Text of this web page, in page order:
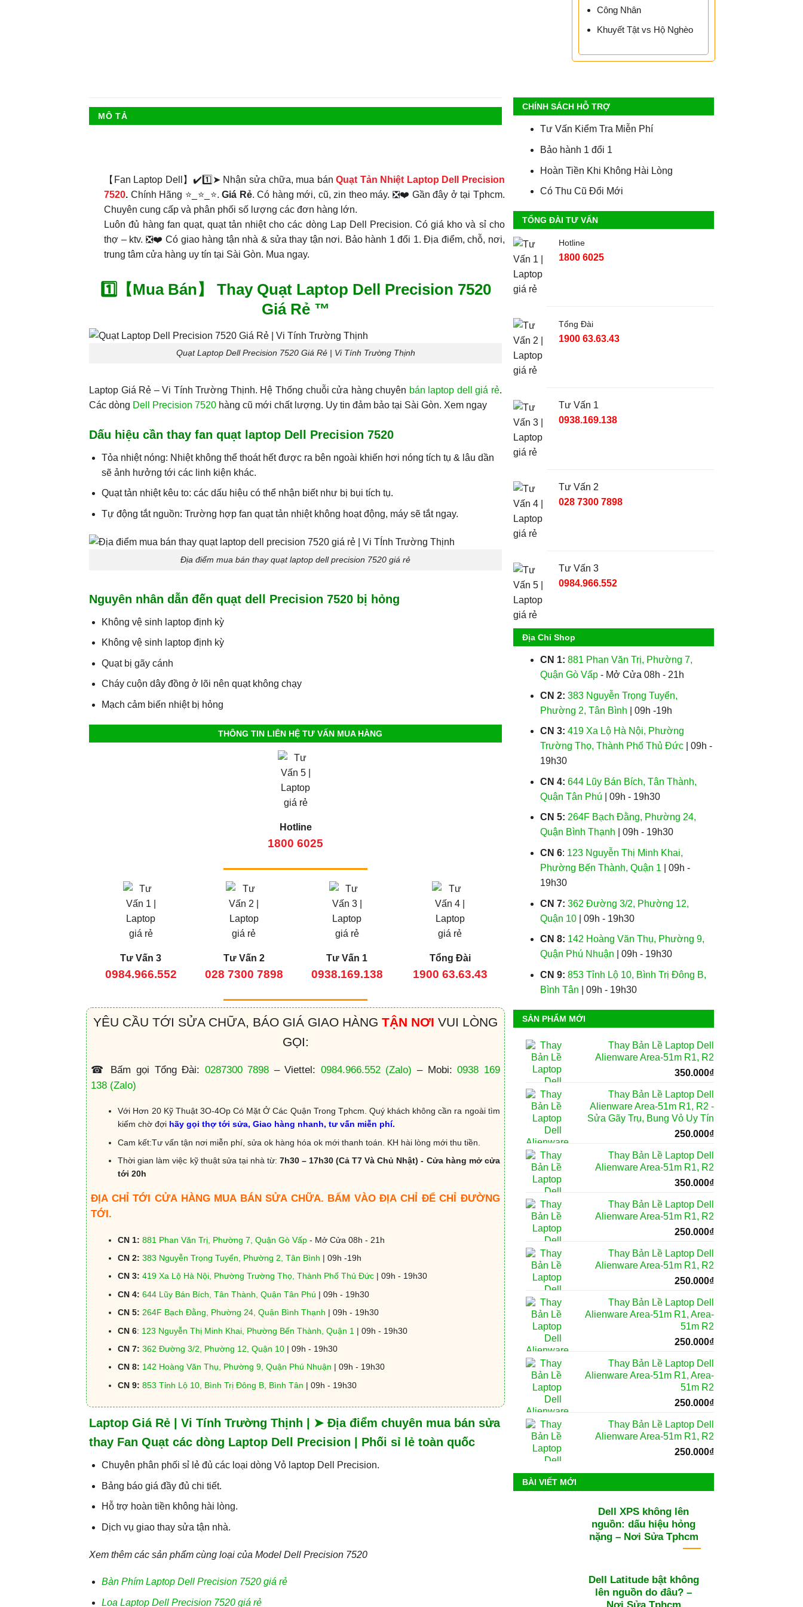
Công Nhân
Khuyết Tật vs Hộ Nghèo
MÔ TẢ
【Fan Laptop Dell】✔️1️⃣➤ Nhận sửa chữa, mua bánQuạt Tản Nhiệt Laptop Dell Precision
7520. Chính Hãng ⭐_⭐_⭐.Giá Rẻ. Có hàng mới, cũ, zin theo máy. ❎❤️ Gần đây ở tại Tphcm.
Chuyên cung cấp và phân phối số lượng các đơn hàng lớn.
Luôn đủ hàng fan quạt, quạt tản nhiệt cho các dòng Lap Dell Precision. Có giá kho và sỉ cho
thợ – ktv. ❎❤️ Có giao hàng tận nhà & sửa thay tận nơi. Bảo hành 1 đổi 1. Địa điểm, chỗ, nơi,
trung tâm cửa hàng uy tín tại Sài Gòn. Mua ngay.
1️⃣【Mua Bán】 Thay Quạt Laptop Dell Precision 7520
Giá Rẻ ™
Quạt Laptop Dell Precision 7520 Giá Rẻ | Vi Tính Trường Thịnh
Laptop Giá Rẻ – Vi Tính Trường Thịnh. Hệ Thống chuỗi cửa hàng chuyên bán laptop dell giá rẻ.
Các dòng Dell Precision 7520 hàng cũ mới chất lượng. Uy tin đảm bảo tại Sài Gòn. Xem ngay
Dấu hiệu cần thay fan quạt laptop Dell Precision 7520
Tỏa nhiệt nóng: Nhiệt không thể thoát hết được ra bên ngoài khiến hơi nóng tích tụ & lâu dần
sẽ ảnh hưởng tới các linh kiện khác.
Quạt tản nhiệt kêu to: các dấu hiệu có thể nhận biết như bị bụi tích tụ.
Tự động tắt nguồn: Trường hợp fan quạt tản nhiệt không hoạt động, máy sẽ tắt ngay.
Địa điểm mua bán thay quạt laptop dell precision 7520 giá rẻ
Nguyên nhân dẫn đến quạt dell Precision 7520 bị hỏng
Không vệ sinh laptop định kỳ
Không vệ sinh laptop định kỳ
Quạt bị gãy cánh
Cháy cuộn dây đồng ở lõi nên quạt không chạy
Mạch cảm biến nhiệt bị hỏng
THÔNG TIN LIÊN HỆ TƯ VẤN MUA HÀNG
Hotline
1800 6025
Tư Vấn 3
0984.966.552
Tư Vấn 2
028 7300 7898
Tư Vấn 1
0938.169.138
Tổng Đài
1900 63.63.43
YÊU CẦU TỚI SỬA CHỮA, BÁO GIÁ GIAO HÀNG TẬN NƠI VUI LÒNG
GỌI:
☎ Bấm gọi Tổng Đài: 0287300 7898 – Viettel: 0984.966.552 (Zalo) – Mobi:0938 169
138 (Zalo)
Với Hơn 20 Kỹ Thuật 3O-4Op Có Mặt Ở Các Quận Trong Tphcm. Quý khách không cần ra ngoài tìm
kiếm chờ đợi hãy gọi thợ tới sửa, Giao hàng nhanh, tư vấn miễn phí.
Cam kết:Tư vấn tận nơi miễn phí, sửa ok hàng hóa ok mới thanh toán. KH hài lòng mới thu tiền.
Thời gian làm việc kỹ thuật sửa tại nhà từ: 7h30 – 17h30 (Cả T7 Và Chủ Nhật) - Cửa hàng mở cửa
tới 20h
ĐỊA CHỈ TỚI CỬA HÀNG MUA BÁN SỬA CHỮA. BẤM VÀO ĐỊA CHỈ ĐỂ CHỈ ĐƯỜNG
TỚI.
CN 1: 881 Phan Văn Trị, Phường 7, Quận Gò Vấp - Mở Cửa 08h - 21h
CN 2: 383 Nguyễn Trọng Tuyển, Phường 2, Tân Bình | 09h -19h
CN 3: 419 Xa Lộ Hà Nội, Phường Trường Thọ, Thành Phố Thủ Đức | 09h - 19h30
CN 4: 644 Lũy Bán Bích, Tân Thành, Quận Tân Phú | 09h - 19h30
CN 5: 264F Bạch Đằng, Phường 24, Quận Bình Thạnh | 09h - 19h30
CN 6: 123 Nguyễn Thị Minh Khai, Phường Bến Thành, Quận 1 | 09h - 19h30
CN 7: 362 Đường 3/2, Phường 12, Quận 10 | 09h - 19h30
CN 8: 142 Hoàng Văn Thụ, Phường 9, Quận Phú Nhuận | 09h - 19h30
CN 9: 853 Tỉnh Lộ 10, Bình Trị Đông B, Bình Tân | 09h - 19h30
Laptop Giá Rẻ | Vi Tính Trường Thịnh | ➤ Địa điểm chuyên mua bán sửa
thay Fan Quạt các dòng Laptop Dell Precision | Phối sỉ lẻ toàn quốc
Chuyên phân phối sỉ lẻ đủ các loại dòng Vỏ laptop Dell Precision.
Bảng báo giá đầy đủ chi tiết.
Hỗ trợ hoàn tiền không hài lòng.
Dịch vụ giao thay sửa tận nhà.
Xem thêm các sản phẩm cùng loại của Model Dell Precision 7520
Bàn Phím Laptop Dell Precision 7520 giá rẻ
Loa Laptop Dell Precision 7520 giá rẻ
CHÍNH SÁCH HỖ TRỢ
Tư Vấn Kiểm Tra Miễn Phí
Bảo hành 1 đổi 1
Hoàn Tiền Khi Không Hài Lòng
Có Thu Cũ Đổi Mới
TỔNG ĐÀI TƯ VẤN
Hotline
1800 6025
Tổng Đài
1900 63.63.43
Tư Vấn 1
0938.169.138
Tư Vấn 2
028 7300 7898
Tư Vấn 3
0984.966.552
Địa Chỉ Shop
CN 1: 881 Phan Văn Trị, Phường 7,
Quận Gò Vấp - Mở Cửa 08h - 21h
CN 2: 383 Nguyễn Trọng Tuyển,
Phường 2, Tân Bình | 09h -19h
CN 3: 419 Xa Lộ Hà Nội, Phường
Trường Thọ, Thành Phố Thủ Đức | 09h -
19h30
CN 4: 644 Lũy Bán Bích, Tân Thành,
Quận Tân Phú | 09h - 19h30
CN 5: 264F Bạch Đằng, Phường 24,
Quận Bình Thạnh | 09h - 19h30
CN 6: 123 Nguyễn Thị Minh Khai,
Phường Bến Thành, Quận 1 | 09h -
19h30
CN 7: 362 Đường 3/2, Phường 12,
Quận 10 | 09h - 19h30
CN 8: 142 Hoàng Văn Thụ, Phường 9,
Quận Phú Nhuận | 09h - 19h30
CN 9: 853 Tỉnh Lộ 10, Bình Trị Đông B,
Bình Tân | 09h - 19h30
SẢN PHẨM MỚI
Thay Bản Lề Laptop Dell
Alienware Area-51m R1, R2
350.000₫
Thay Bản Lề Laptop Dell
Alienware Area-51m R1, R2 -
Sửa Gãy Trụ, Bung Vỏ Uy Tín
250.000₫
Thay Bản Lề Laptop Dell
Alienware Area-51m R1, R2
350.000₫
Thay Bản Lề Laptop Dell
Alienware Area-51m R1, R2
250.000₫
Thay Bản Lề Laptop Dell
Alienware Area-51m R1, R2
250.000₫
Thay Bản Lề Laptop Dell
Alienware Area-51m R1, Area-
51m R2
250.000₫
Thay Bản Lề Laptop Dell
Alienware Area-51m R1, Area-
51m R2
250.000₫
Thay Bản Lề Laptop Dell
Alienware Area-51m R1, R2
250.000₫
BÀI VIẾT MỚI
Dell XPS không lên
nguồn: dấu hiệu hỏng
nặng – Nơi Sửa Tphcm
Dell Latitude bật không
lên nguồn do đâu? –
Nơi Sửa Tphcm